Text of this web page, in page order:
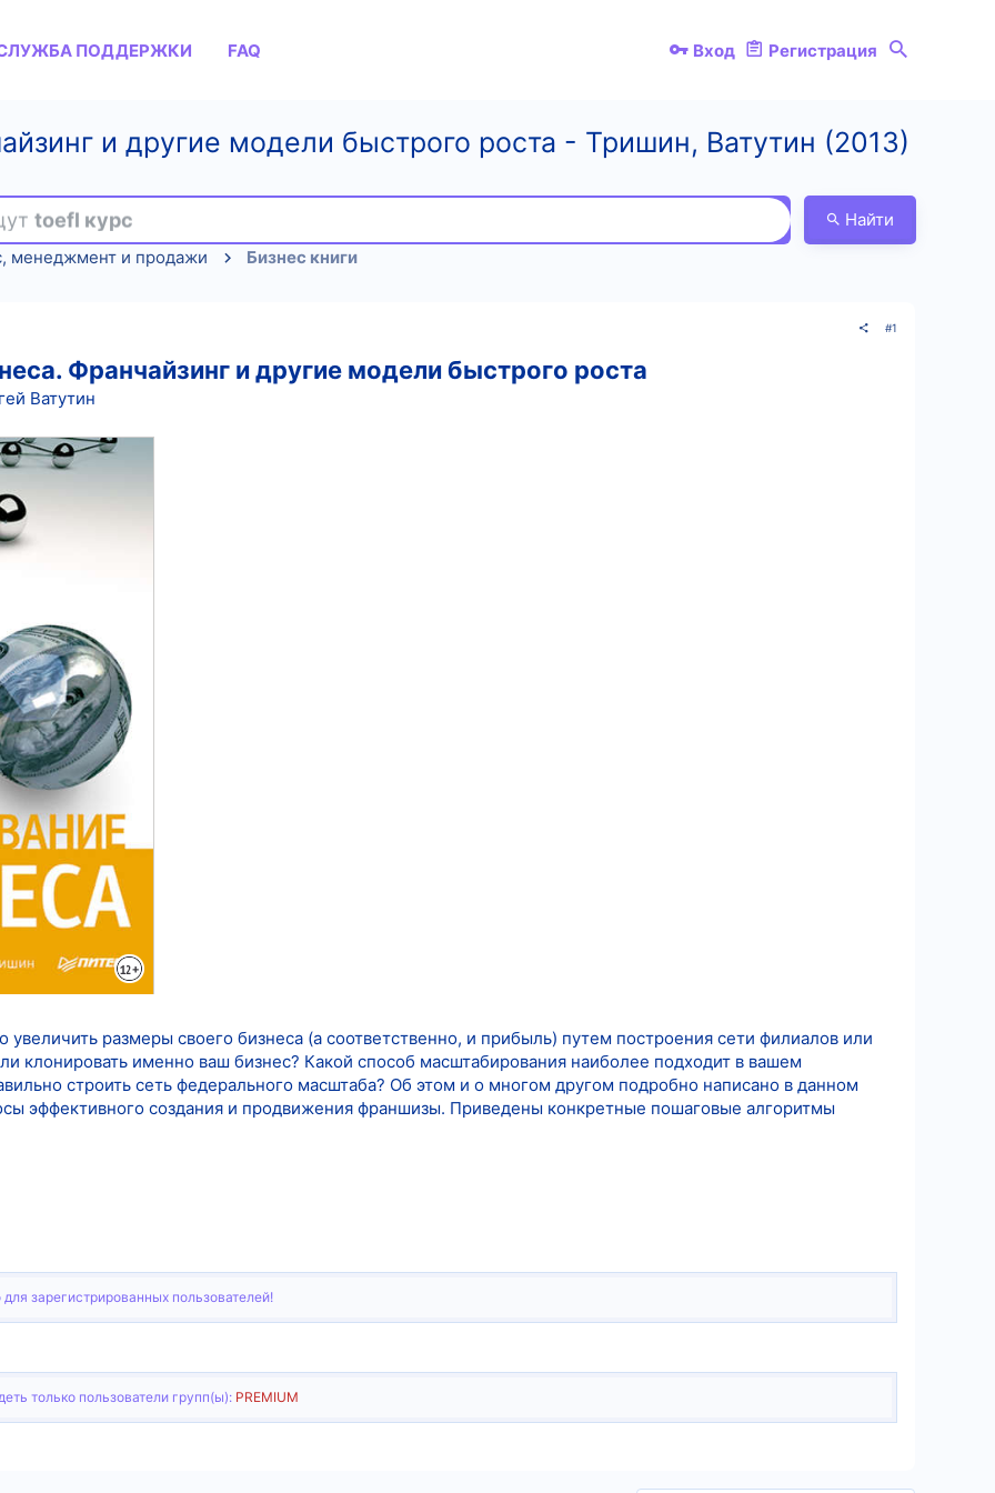
ПОДДЕРЖКИ FAQ Вход Регистрация
и другие модели быстрого роста - Тришин, Ватутин (2013)
toefl курс
Найти
менеджмент и продажи
Бизнес книги
#1
Франчайзинг и другие модели быстрого роста
Ватутин
увеличить размеры своего бизнеса (а соответственно, и прибыль) путем построения сети филиалов или
клонировать именно ваш бизнес? Какой способ масштабирования наиболее подходит в вашем
строить сеть федерального масштаба? Об этом и о многом другом подробно написано в данном
эффективного создания и продвижения франшизы. Приведены конкретные пошаговые алгоритмы
зарегистрированных пользователей!
только пользователи групп(ы): PREMIUM